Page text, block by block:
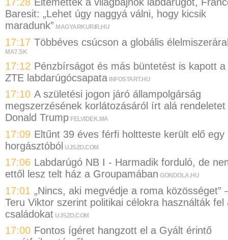
Baresit: „Lehet úgy naggyá válni, hogy kicsik
maradunk” MAGYARKURIR.HU
17:17 Többéves csúcson a globális
MA7.SK
17:12 Pénzbírságot és más büntetést is kapott a
ZTE labdarúgócsapata INFOSTART.HU
17:10 A születési jogon járó állampolgárság
megszerzésének korlátozásáról írt alá rendeletet
Donald Trump FELVIDEK.MA
17:09 Eltűnt 39 éves férfi holtteste került elő egy
horgásztóból UJSZO.COM
17:06 Labdarúgó NB I - Harmadik forduló, de
ettől lesz telt ház a Groupamában GONDOLA.HU
17:01 „Nincs, aki megvédje a roma közösséget”
Teru Viktor szerint politikai célokra használták fel
családokat UJSZO.COM
17:00 Fontos ígéret hangzott el a Gyált érintő